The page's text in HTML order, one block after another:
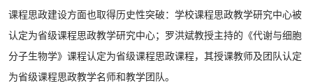
课程思政建设方面也取得历史性突破：学校课程思政教学研究中心被
认定为省级课程思政教学研究中心；罗洪斌教授主持的《代谢与细胞
分子生物学》课程认定为省级课程思政课程，其授课教师及团队认定
为省级课程思政教学名师和教学团队。